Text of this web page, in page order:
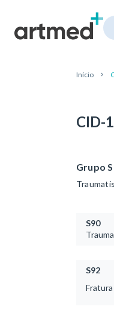
Início
CID-
Grupo
S90
S92